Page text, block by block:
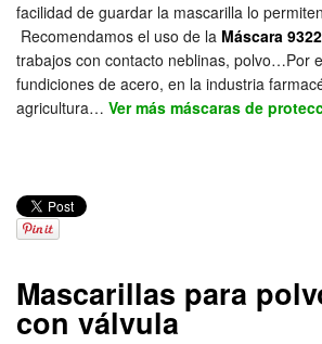
facilidad de guardar la mascarilla lo
Recomendamos el uso de la Máscara
trabajos con contacto neblinas, polvo…Por
fundiciones de acero, en la industria
agricultura… Ver más máscaras de
Mascarillas para
con válvula